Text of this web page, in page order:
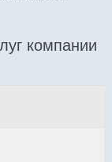
компании